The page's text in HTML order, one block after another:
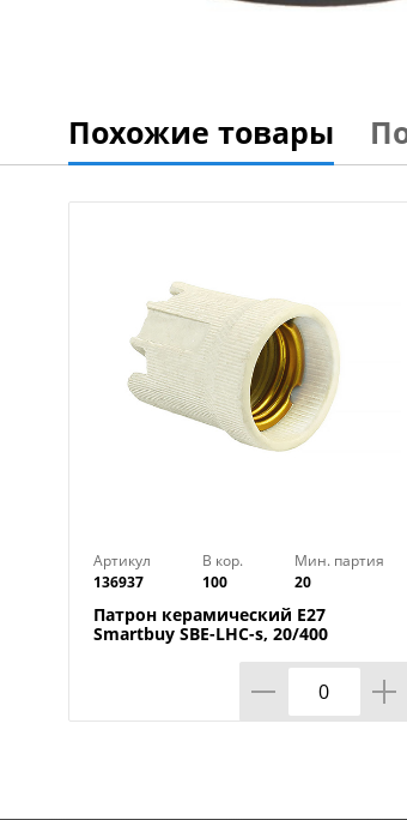
Похожие товары
Артикул
136937
В кор.
100
Мин. партия
20
Патрон керамический E27
Smartbuy SBE-LHC-s, 20/400